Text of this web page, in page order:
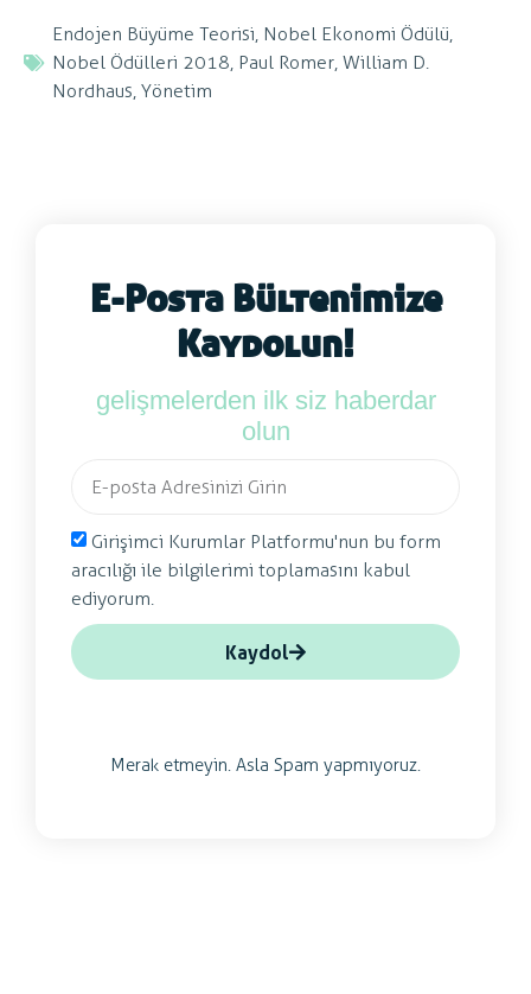
Endojen Büyüme Teorisi, Nobel Ekonomi Ödülü,
Nobel Ödülleri 2018, Paul Romer, William D.
Nordhaus, Yönetim
E-Posta Bültenimize
Kaydolun!
gelişmelerden ilk siz haberdar
olun
Girişimci Kurumlar Platformu'nun bu form
aracılığı ile bilgilerimi toplamasını kabul
ediyorum.
Kaydol
Merak etmeyin. Asla Spam yapmıyoruz.